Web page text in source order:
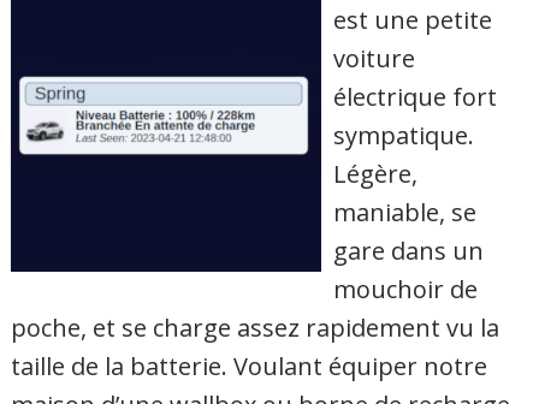
est une petite
voiture
électrique fort
sympatique.
Légère,
maniable, se
gare dans un
mouchoir de
poche, et se charge assez rapidement vu la
taille de la batterie. Voulant équiper notre